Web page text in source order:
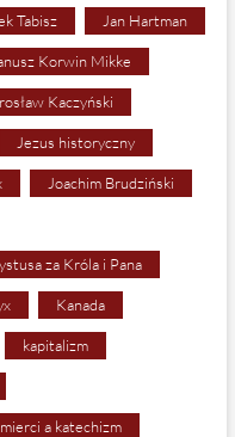
Tabisz Jan Hartman
Korwin Mikke
Kaczyński
Jezus historyczny
Joachim Brudziński
za Króla i Pana
Kanada
kapitalizm
a katechizm